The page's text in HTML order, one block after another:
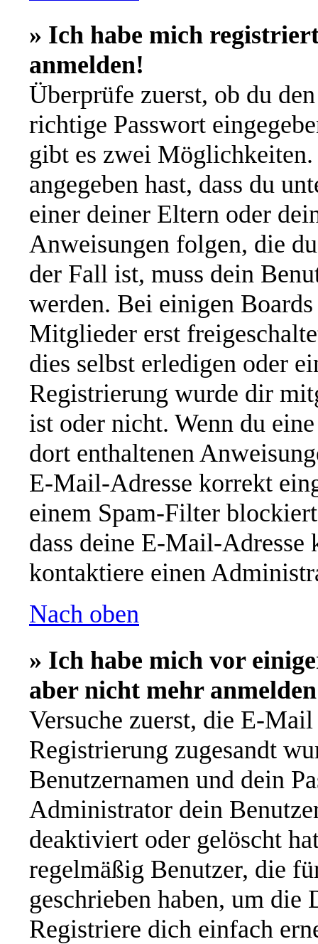
» Ich habe mich
anmelden!
Überprüfe zuerst, ob du
richtige Passwort
gibt es zwei
angegeben hast, dass du
einer deiner Eltern oder
Anweisungen folgen, die
der Fall ist, muss dein
werden. Bei einigen
Mitglieder erst
dies selbst erledigen oder
Registrierung wurde dir
ist oder nicht. Wenn du
dort enthaltenen
E-Mail-Adresse korrekt
einem Spam-Filter
dass deine E-Mail-Adresse
kontaktiere einen
Nach oben
» Ich habe mich vor
aber nicht mehr
Versuche zuerst, die E-
Registrierung zugesandt
Benutzernamen und dein
Administrator dein
deaktiviert oder gelöscht
regelmäßig Benutzer, die
geschrieben haben, um die
Registriere dich einfach